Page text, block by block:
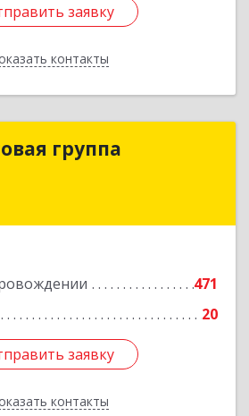
заявку
контакты
заявку
Назад
группа
471
20
заявку
контакты
группа
Подробнее
заявку
Назад